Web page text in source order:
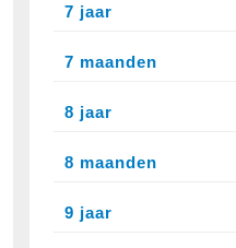
7 jaar
7 maanden
8 jaar
8 maanden
9 jaar